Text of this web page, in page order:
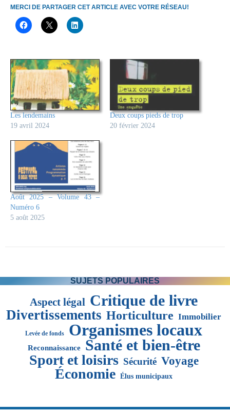
MERCI DE PARTAGER CET ARTICLE AVEC VOTRE RÉSEAU!
Les lendemains
19 avril 2024
Deux coups pieds de trop
20 février 2024
Août 2025 – Volume 43 –
Numéro 6
5 août 2025
SUJETS POPULAIRES
Aspect légal Critique de livre
Divertissements Horticulture Immobilier
Levée de fonds Organismes locaux
Reconnaissance Santé et bien-être
Sport et loisirs Sécurité Voyage
Économie Élus municipaux